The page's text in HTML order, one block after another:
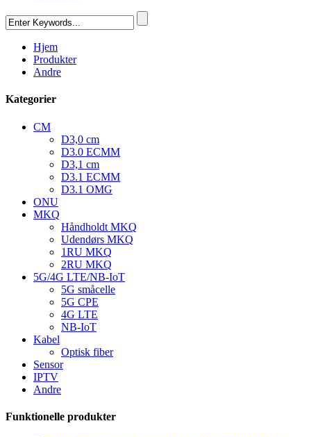
Hjem
Produkter
Andre
Kategorier
CM
D3,0 cm
D3.0 ECMM
D3,1 cm
D3.1 ECMM
D3.1 OMG
ONU
MKQ
Håndholdt MKQ
Udendørs MKQ
1RU MKQ
2RU MKQ
5G/4G LTE/NB-IoT
5G småcelle
5G CPE
4G LTE
NB-IoT
Kabel
Optisk fiber
Sensor
IPTV
Andre
Funktionelle produkter